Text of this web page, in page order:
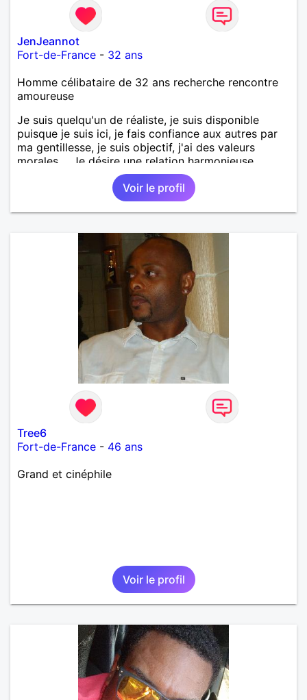
JenJeannot
Fort-de-France - 32 ans
Homme célibataire de 32 ans recherche rencontre
amoureuse
Je suis quelqu'un de réaliste, je suis disponible
puisque je suis ici, je fais confiance aux autres par
ma gentillesse, je suis objectif, j'ai des valeurs
morales,... Je désire une relation harmonieuse,
sereine, enrichissante, constructive. Une envie de
découverte de soi et de l'autre, un partage sans
prise de tête, une tolérance dans ce que nous
sommes.
Voir le profil
Tree6
Fort-de-France - 46 ans
Grand et cinéphile
Voir le profil